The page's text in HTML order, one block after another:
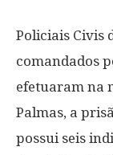
Policiais Civis
comandados
efetuaram na
Palmas, a
possui seis